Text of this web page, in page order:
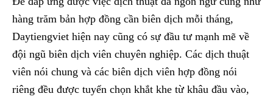
hàng trăm bản hợp đồng cần biên dịch mỗi tháng,
Daytiengviet hiện nay cũng có sự đầu tư mạnh mẽ về
đội ngũ biên dịch viên chuyên nghiệp. Các dịch thuật
viên nói chung và các biên dịch viên hợp đồng nói
riêng đều được tuyển chọn khắt khe từ khâu đầu vào,